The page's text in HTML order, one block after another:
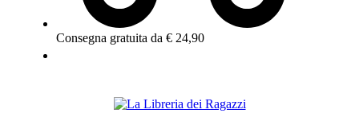
Consegna gratuita da € 24,90